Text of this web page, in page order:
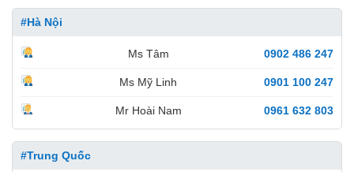
#Hà Nội
Ms Tâm 0902 486 247
Ms Mỹ Linh 0901 100 247
Mr Hoài Nam 0961 632 803
#Trung Quốc